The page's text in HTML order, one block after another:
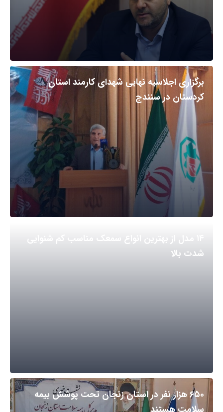
برگزاری اجلاسیه نهایی شهدای کارمند استان
کردستان در سنندج
۱۴ مدل از بهترین انواع سمعک مناسب کم شنوایی
شدت بالا
۶۵۰ هزار نفر در استان زنجان تحت پوشش بیمه